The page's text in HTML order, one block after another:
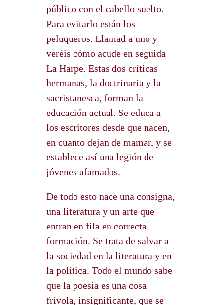
público con el cabello suelto.
Para evitarlo están los
peluqueros. Llamad a uno y
veréis cómo acude en seguida
La Harpe. Estas dos críticas
hermanas, la doctrinaria y la
sacristanesca, forman la
educación actual. Se educa a
los escritores desde que nacen,
en cuanto dejan de mamar, y se
establece así una legión de
jóvenes afamados.
De todo esto nace una consigna,
una literatura y un arte que
entran en fila en correcta
formación. Se trata de salvar a
la sociedad en la literatura y en
la política. Todo el mundo sabe
que la poesía es una cosa
frívola, insignificante, que se